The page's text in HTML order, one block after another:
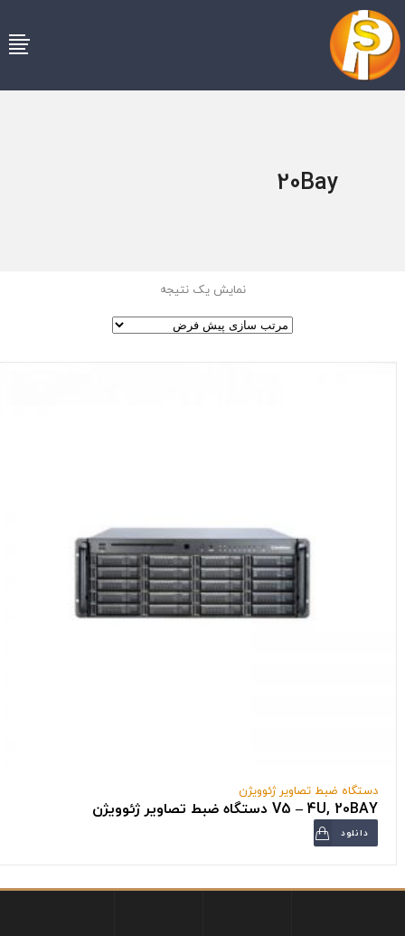
20Bay
نمایش یک نتیجه
دستگاه ضبط تصاویر ژئوویژن
V5 – 4U, 20BAY دستگاه ضبط تصاویر ژئوویژن
دانلود